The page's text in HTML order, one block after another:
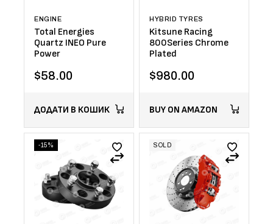
ENGINE
Total Energies
Quartz INEO Pure
Power
$58.00
ДОДАТИ В КОШИК
HYBRID TYRES
Kitsune Racing
800Series Chrome
Plated
$980.00
BUY ON AMAZON
-15% SOLD